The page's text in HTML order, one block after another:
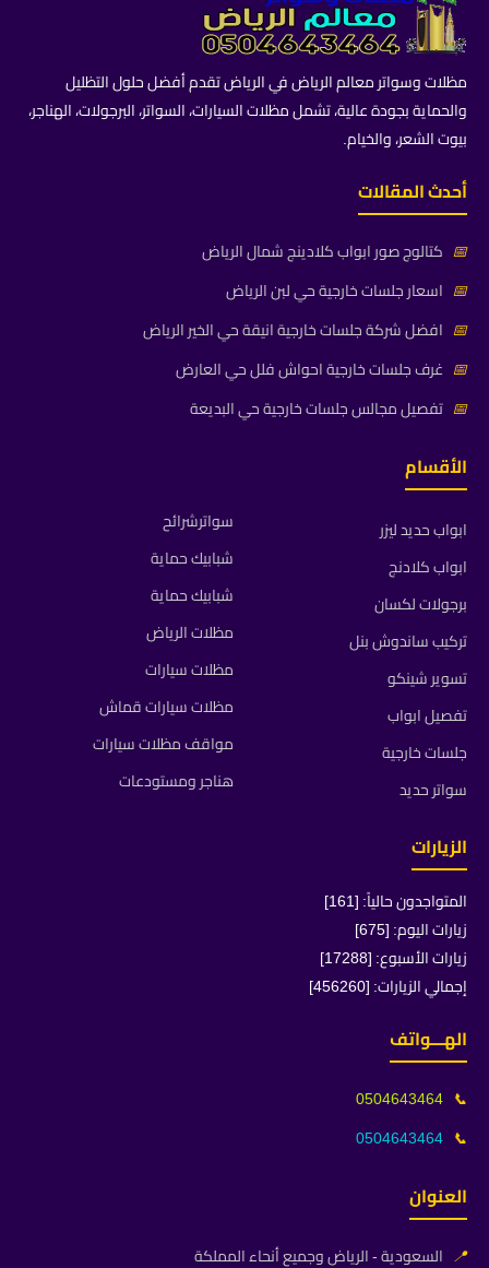
مظلات وسواتر معالم الرياض في الرياض تقدم أفضل حلول التظليل
والحماية بجودة عالية، تشمل مظلات السيارات، السواتر، البرجولات، الهناجر،
بيوت الشعر، والخيام.
أحدث المقالات
📅 كتالوج صور ابواب كلادينج شمال الرياض
📅 اسعار جلسات خارجية حي لبن الرياض
📅 افضل شركة جلسات خارجية انيقة حي الخير الرياض
📅 غرف جلسات خارجية احواش فلل حي العارض
📅 تفصيل مجالس جلسات خارجية حي البديعة
الأقسام
ابواب حديد ليزر
ابواب كلادنج
برجولات لكسان
تركيب ساندوش بنل
تسوير شينكو
تفصيل ابواب
جلسات خارجية
سواتر حديد
سواترشرائح
شبابيك حماية
شبابيك حماية
مظلات الرياض
مظلات سيارات
مظلات سيارات قماش
مواقف مظلات سيارات
هناجر ومستودعات
الزيارات
المتواجدون حالياً: [161]
زيارات اليوم: [675]
زيارات الأسبوع: [17288]
إجمالي الزيارات: [456260]
الهـــواتف
📞
0504643464
📞
0504643464
العنوان
📍 السعودية - الرياض وجميع أنحاء المملكة